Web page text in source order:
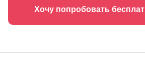
Хочу попробовать